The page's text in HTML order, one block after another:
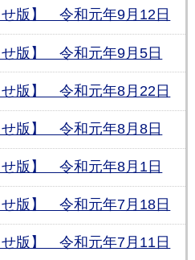
版】 令和元年9月12日
せ版】 令和元年9月5日
せ版】 令和元年8月22日
せ版】 令和元年8月8日
版】 令和元年8月1日
版】 令和元年7月18日
版】 令和元年7月11日